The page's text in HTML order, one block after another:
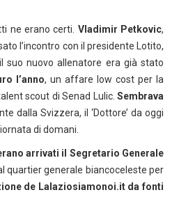
ne erano certi. Vladimir Petkovic,
l’incontro con il presidente Lotito,
suo nuovo allenatore era già stato
l’anno, un affare low cost per la
scout di Senad Lulic. Sembrava
dalla Svizzera, il ‘Dottore’ da oggi
di domani.
arrivati il Segretario Generale
quartier generale biancoceleste per
de Lalaziosiamonoi.it da fonti